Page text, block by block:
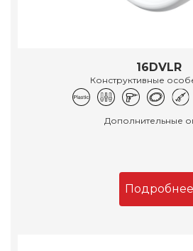
16DVLR
Конструктивные
Дополнительные
Подробнее